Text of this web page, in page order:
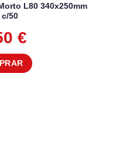
L80 340x250mm
50
€